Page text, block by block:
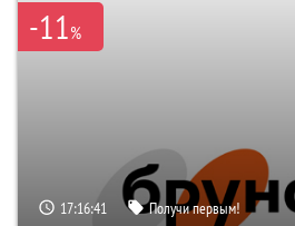
-11%
17:16:41 Получи первым!